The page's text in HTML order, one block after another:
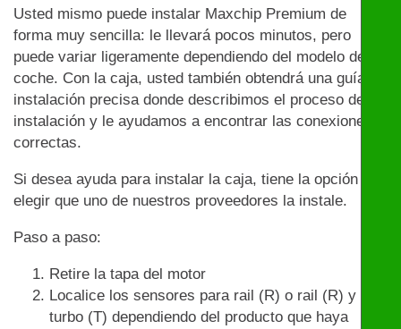
Usted mismo puede instalar Maxchip Premium de
forma muy sencilla: le llevará pocos minutos, pero
puede variar ligeramente dependiendo del modelo de
coche. Con la caja, usted también obtendrá una guía de
instalación precisa donde describimos el proceso de
instalación y le ayudamos a encontrar las conexiones
correctas.
Si desea ayuda para instalar la caja, tiene la opción de
elegir que uno de nuestros proveedores la instale.
Paso a paso:
Retire la tapa del motor
Localice los sensores para rail (R) o rail (R) y
turbo (T) dependiendo del producto que haya